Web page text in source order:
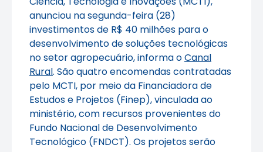
anunciou na segunda-feira (28)
investimentos de R$ 40 milhões para o
desenvolvimento de soluções tecnológicas
no setor agropecuário, informa oCanal
Rural. São quatro encomendas contratadas
pelo MCTI, por meio da Financiadora de
Estudos e Projetos (Finep), vinculada ao
ministério, com recursos provenientes do
Fundo Nacional de Desenvolvimento
Tecnológico (FNDCT). Os projetos serão